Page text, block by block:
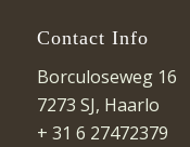
Contact Info
Borculoseweg 16
7273 SJ, Haarlo
+ 31 6 27472379